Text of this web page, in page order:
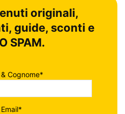
originali,
guide, sconti e
SPAM.
Cognome*
Email*